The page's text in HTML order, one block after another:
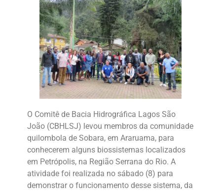
O Comitê de Bacia Hidrográfica Lagos São
João (CBHLSJ) levou membros da comunidade
quilombola de Sobara, em Araruama, para
conhecerem alguns biossistemas localizados
em Petrópolis, na Região Serrana do Rio. A
atividade foi realizada no sábado (8) para
demonstrar o funcionamento desse sistema, da